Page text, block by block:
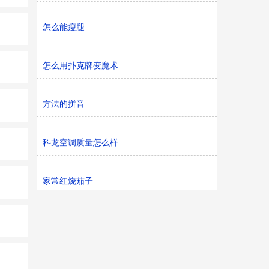
怎么能瘦腿
怎么用扑克牌变魔术
方法的拼音
科龙空调质量怎么样
家常红烧茄子